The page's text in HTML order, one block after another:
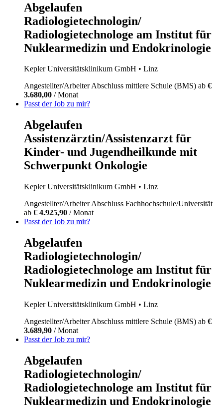
Abgelaufen
Radiologietechnologin/
Radiologietechnologe am Institut für
Nuklearmedizin und Endokrinologie
Kepler Universitätsklinikum GmbH • Linz
Angestellter/ArbeiterAbschluss mittlere Schule (BMS) ab €
3.680,00 / Monat
Passt der Job zu mir?
Abgelaufen
Assistenzärztin/Assistenzarzt für
Kinder- und Jugendheilkunde mit
Schwerpunkt Onkologie
Kepler Universitätsklinikum GmbH • Linz
Angestellter/ArbeiterAbschluss Fachhochschule/Universität
ab € 4.925,90 / Monat
Passt der Job zu mir?
Abgelaufen
Radiologietechnologin/
Radiologietechnologe am Institut für
Nuklearmedizin und Endokrinologie
Kepler Universitätsklinikum GmbH • Linz
Angestellter/ArbeiterAbschluss mittlere Schule (BMS) ab €
3.689,90 / Monat
Passt der Job zu mir?
Abgelaufen
Radiologietechnologin/
Radiologietechnologe am Institut für
Nuklearmedizin und Endokrinologie